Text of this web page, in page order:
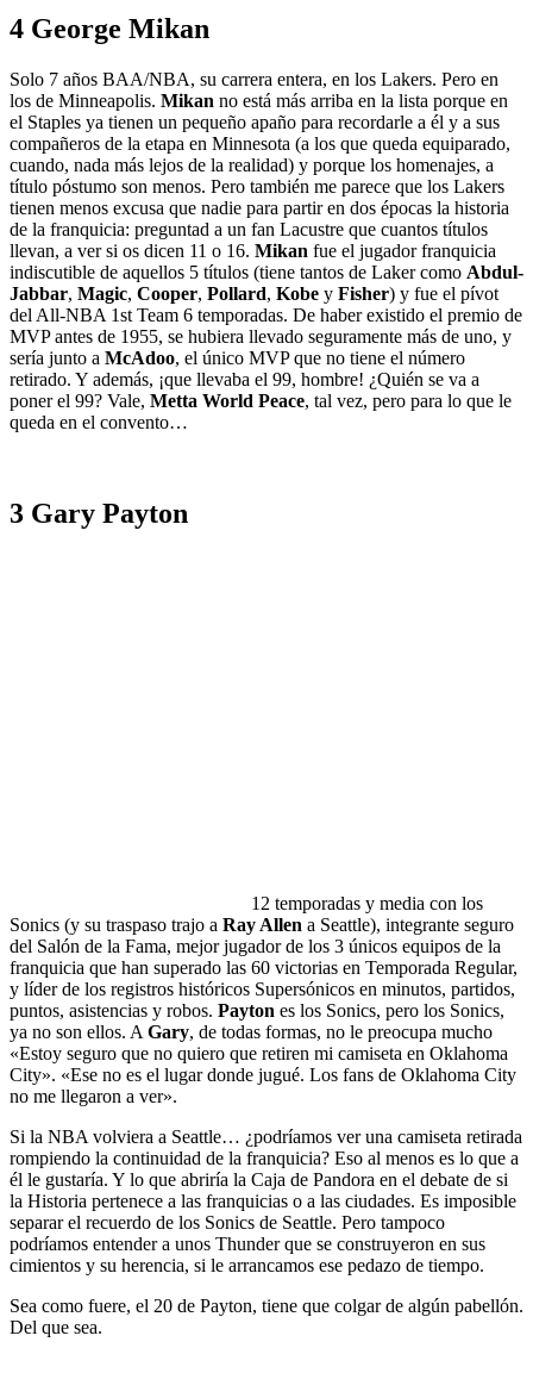
4 George Mikan
Solo 7 años BAA/NBA, su carrera entera, en los Lakers. Pero en
los de Minneapolis. Mikan no está más arriba en la lista porque en
el Staples ya tienen un pequeño apaño para recordarle a él y a sus
compañeros de la etapa en Minnesota (a los que queda equiparado,
cuando, nada más lejos de la realidad) y porque los homenajes, a
título póstumo son menos. Pero también me parece que los Lakers
tienen menos excusa que nadie para partir en dos épocas la historia
de la franquicia: preguntad a un fan Lacustre que cuantos títulos
llevan, a ver si os dicen 11 o 16. Mikan fue el jugador franquicia
indiscutible de aquellos 5 títulos (tiene tantos de Laker como Abdul-
Jabbar, Magic, Cooper, Pollard, Kobe y Fisher) y fue el pívot
del All-NBA 1st Team 6 temporadas. De haber existido el premio de
MVP antes de 1955, se hubiera llevado seguramente más de uno, y
sería junto a McAdoo, el único MVP que no tiene el número
retirado. Y además, ¡que llevaba el 99, hombre! ¿Quién se va a
poner el 99? Vale, Metta World Peace, tal vez, pero para lo que le
queda en el convento…
3 Gary Payton
12 temporadas y media con los
Sonics (y su traspaso trajo a Ray Allen a Seattle), integrante seguro
del Salón de la Fama, mejor jugador de los 3 únicos equipos de la
franquicia que han superado las 60 victorias en Temporada Regular,
y líder de los registros históricos Supersónicos en minutos, partidos,
puntos, asistencias y robos. Payton es los Sonics, pero los Sonics,
ya no son ellos. AGary, de todas formas, no le preocupa mucho
«Estoy seguro que no quiero que retiren mi camiseta en Oklahoma
City». «Ese no es el lugar donde jugué. Los fans de Oklahoma City
no me llegaron a ver».
Si la NBA volviera a Seattle… ¿podríamos ver una camiseta retirada
rompiendo la continuidad de la franquicia? Eso al menos es lo que a
él le gustaría. Y lo que abriría la Caja de Pandora en el debate de si
la Historia pertenece a las franquicias o a las ciudades. Es imposible
separar el recuerdo de los Sonics de Seattle. Pero tampoco
podríamos entender a unos Thunder que se construyeron en sus
cimientos y su herencia, si le arrancamos ese pedazo de tiempo.
Sea como fuere, el 20 de Payton, tiene que colgar de algún pabellón.
Del que sea.